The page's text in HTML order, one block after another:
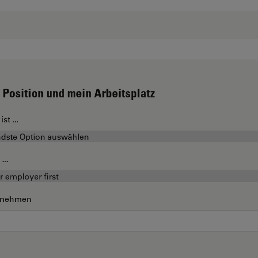
und mein Arbeitsplatz
...